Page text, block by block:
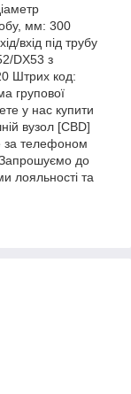
мм: 300
вхід під трубу
DX53 з
Штрих код:
групової
у нас купити
вузол [CBD]
за телефоном
до
лояльності та